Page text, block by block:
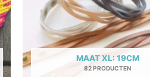
MAAT XL: 19CM
82 PRODUCTEN